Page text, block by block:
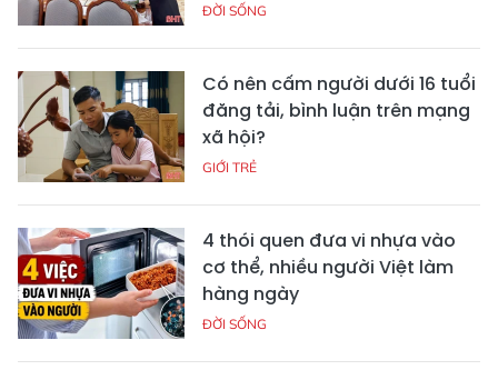
ĐỜI SỐNG
Có nên cấm người dưới 16 tuổi
đăng tải, bình luận trên mạng
xã hội?
GIỚI TRẺ
4 thói quen đưa vi nhựa vào
cơ thể, nhiều người Việt làm
hàng ngày
ĐỜI SỐNG